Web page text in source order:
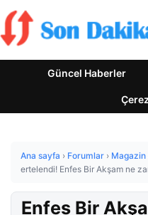
Güncel Haberler
Ana sayfa › Forumlar › Magazin
ertelendi! Enfes Bir Akşam ne
Enfes Bir